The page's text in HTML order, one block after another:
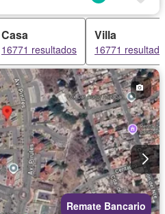
Casa
16771 resultados
Villa
16771
Remate Bancario